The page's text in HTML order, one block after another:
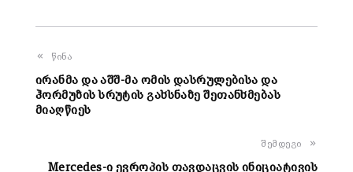
წინა
ირანმა და აშშ-მა ომის დასრულებისა და
ჰორმუზის სრუტის გახსნაზე შეთანხმებას
მიაღწიეს
შემდეგი
Mercedes-ი ევროპის თავდაცვის ინიციატივის